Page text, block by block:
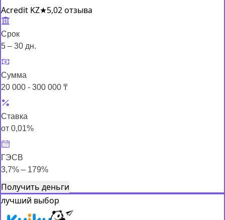
Acredit KZ★5,02 отзыва
Срок
5 – 30 дн.
Сумма
20 000 - 300 000 ₸
Ставка
от 0,01%
ГЭСВ
3,7% – 179%
Получить деньги
лучший выбор